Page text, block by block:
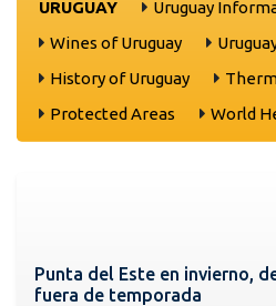
URUGUAY
Uruguay
Wines of Uruguay
History of Uruguay
Protected Areas
World
Punta del Este en invierno,
fuera de temporada